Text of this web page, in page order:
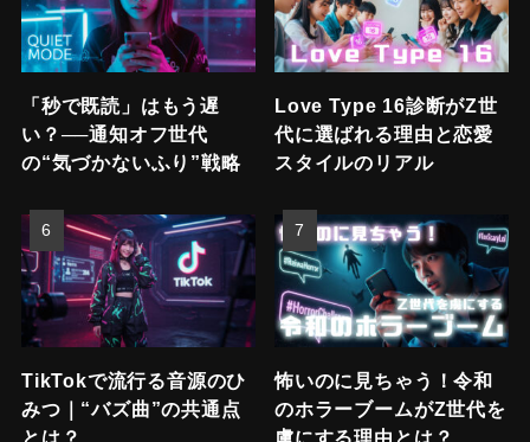
「秒で既読」はもう遅
い？──通知オフ世代
の“気づかないふり”戦略
Love Type 16診断がZ世
代に選ばれる理由と恋愛
スタイルのリアル
TikTokで流行る音源のひ
みつ｜“バズ曲”の共通点
とは？
怖いのに見ちゃう！令和
のホラーブームがZ世代を
虜にする理由とは？